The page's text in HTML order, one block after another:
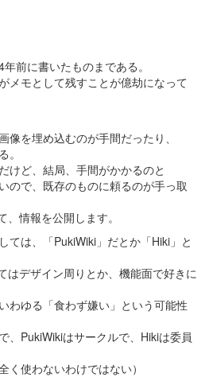
前に書いたものまである。
メモとして残すことが億劫になって
像を埋め込むのが手間だったり、
。
けど、結局、手間がかかるのと
ので、既存のものに頼るのが手っ取
情報を公開します。
ては、「PukiWiki」だとか「Hiki」と
はデザイン周りとか、機能面で好きに
わゆる「食わず嫌い」という可能性
、PukiWikiはサークルで、Hikiは委員
く使わないわけではない）